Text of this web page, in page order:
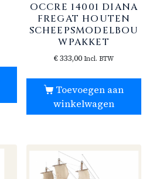
OCCRE 14001 DIANA
FREGAT HOUTEN
SCHEEPSMODELBOU
WPAKKET
€333,00 Incl. BTW
Toevoegen aan
winkelwagen